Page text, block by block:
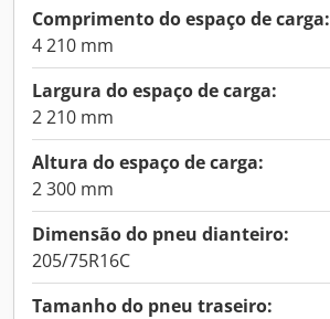
Comprimento do espaço de carga:
4 210 mm
Largura do espaço de carga:
2 210 mm
Altura do espaço de carga:
2 300 mm
Dimensão do pneu dianteiro:
205/75R16C
Tamanho do pneu traseiro: